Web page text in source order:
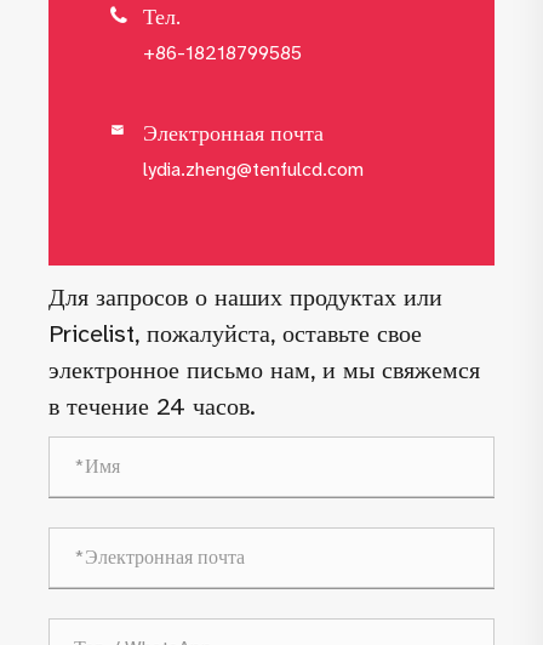
 Тел.
+86-18218799585
 Электронная почта
lydia.zheng@tenfulcd.com
Для запросов о наших продуктах или
Pricelist, пожалуйста, оставьте свое
электронное письмо нам, и мы свяжемся
в течение 24 часов.